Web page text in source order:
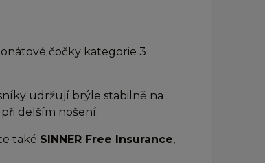
čočky kategorie 3
udržují brýle stabilně na
delším nošení.
také SINNER Free Insurance,